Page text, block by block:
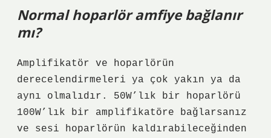
Normal hoparlör amfiye bağlanır
mı?
Amplifikatör ve hoparlörün
derecelendirmeleri ya çok yakın ya da
aynı olmalıdır. 50W’lık bir hoparlörü
100W’lık bir amplifikatöre bağlarsanız
ve sesi hoparlörün kaldırabileceğinden